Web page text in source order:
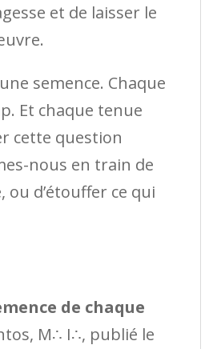
et de laisser le
semence. Chaque
Et chaque tenue
cette question
nous en train de
d’étouffer ce qui
de chaque
M∴ I∴, publié le